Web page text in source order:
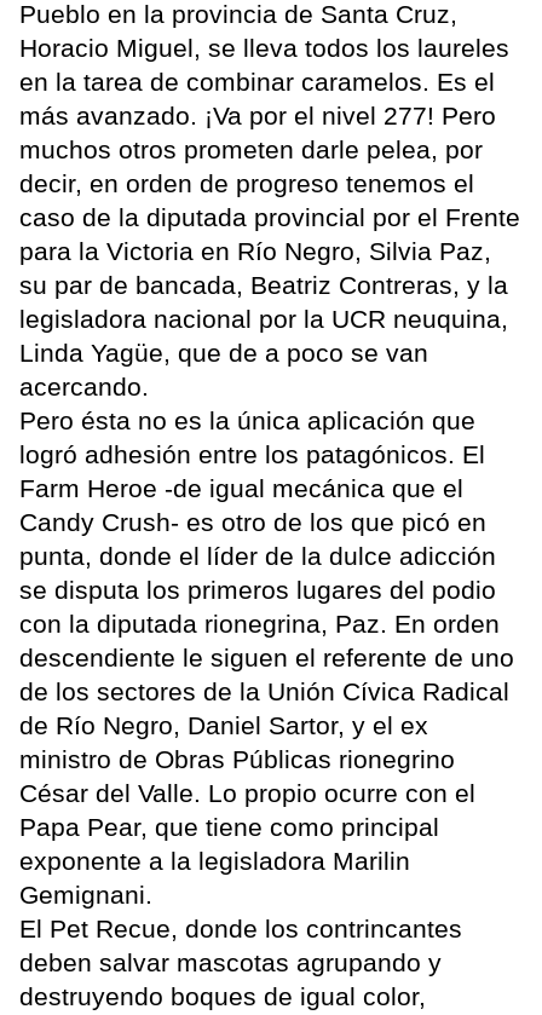
Pueblo en la provincia de Santa Cruz,
Horacio Miguel, se lleva todos los laureles
en la tarea de combinar caramelos. Es el
más avanzado. ¡Va por el nivel 277! Pero
muchos otros prometen darle pelea, por
decir, en orden de progreso tenemos el
caso de la diputada provincial por el Frente
para la Victoria en Río Negro, Silvia Paz,
su par de bancada, Beatriz Contreras, y la
legisladora nacional por la UCR neuquina,
Linda Yagüe, que de a poco se van
acercando.
Pero ésta no es la única aplicación que
logró adhesión entre los patagónicos. El
Farm Heroe -de igual mecánica que el
Candy Crush- es otro de los que picó en
punta, donde el líder de la dulce adicción
se disputa los primeros lugares del podio
con la diputada rionegrina, Paz. En orden
descendiente le siguen el referente de uno
de los sectores de la Unión Cívica Radical
de Río Negro, Daniel Sartor, y el ex
ministro de Obras Públicas rionegrino
César del Valle. Lo propio ocurre con el
Papa Pear, que tiene como principal
exponente a la legisladora Marilin
Gemignani.
El Pet Recue, donde los contrincantes
deben salvar mascotas agrupando y
destruyendo boques de igual color,